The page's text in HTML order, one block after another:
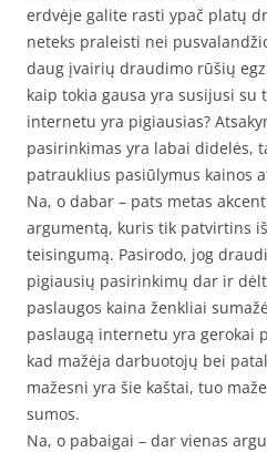
erdvėje galite rasti ypač platų
neteks praleisti nei
daug įvairių draudimo rūšių
kaip tokia gausa yra susijusi su
internetu yra pigiausias?
pasirinkimas yra labai didelės,
patrauklius pasiūlymus kainos
Na, o dabar – pats metas
argumentą, kuris tik patvirtins
teisingumą. Pasirodo, jog
pigiausių pasirinkimų dar ir
paslaugos kaina ženkliai
paslaugą internetu yra gerokai
kad mažėja darbuotojų bei
mažesni yra šie kaštai, tuo
sumos.
Na, o pabaigai – dar vienas